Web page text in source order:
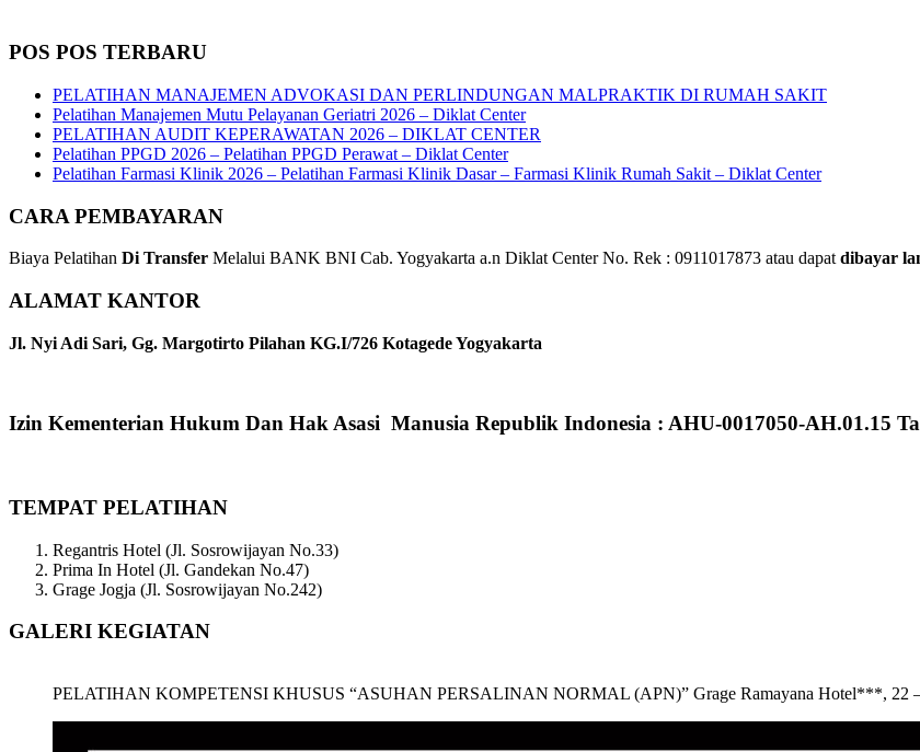
POS POS TERBARU
PELATIHAN MANAJEMEN ADVOKASI DAN PERLINDUNGAN MALPRAKTIK DI RUMAH SAKIT
Pelatihan Manajemen Mutu Pelayanan Geriatri 2026 – Diklat Center
PELATIHAN AUDIT KEPERAWATAN 2026 – DIKLAT CENTER
Pelatihan PPGD 2026 – Pelatihan PPGD Perawat – Diklat Center
Pelatihan Farmasi Klinik 2026 – Pelatihan Farmasi Klinik Dasar – Farmasi Klinik Rumah Sakit – Diklat Center
CARA PEMBAYARAN
Biaya Pelatihan Di Transfer Melalui BANK BNI Cab. Yogyakarta a.n Diklat Center No. Rek : 0911017873 atau dapatdibayar
ALAMAT KANTOR
Jl. Nyi Adi Sari, Gg. Margotirto Pilahan KG.I/726 Kotagede Yogyakarta
Izin Kementerian Hukum Dan Hak Asasi Manusia Republik Indonesia : AHU-0017050-AH.01.15
TEMPAT PELATIHAN
Regantris Hotel (Jl. Sosrowijayan No.33)
Prima In Hotel (Jl. Gandekan No.47)
Grage Jogja (Jl. Sosrowijayan No.242)
GALERI KEGIATAN
PELATIHAN KOMPETENSI KHUSUS “ASUHAN PERSALINAN NORMAL (APN)” Grage Ramayana Hotel***, 22 –